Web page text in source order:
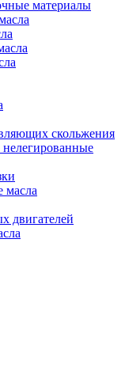
материалы
скольжения
масла
двигателей